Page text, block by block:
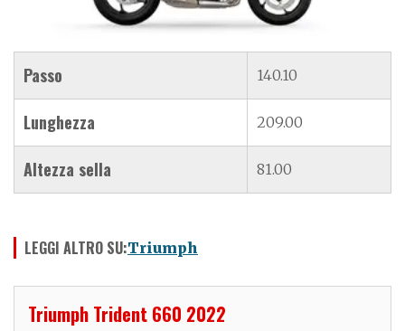
Passo 140.10
Lunghezza 209.00
Altezza sella 81.00
LEGGI ALTRO SU:Triumph
Triumph Trident 660 2022